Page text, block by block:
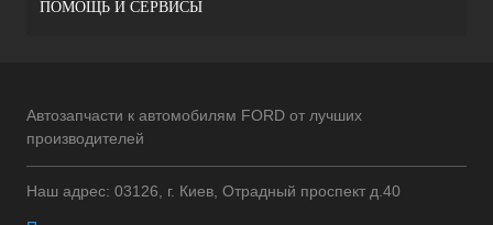
ПОМОЩЬ И СЕРВИСЫ
Автозапчасти к автомобилям FORD от лучших
производителей
Наш адрес: 03126, г. Киев, Отрадный проспект д.40